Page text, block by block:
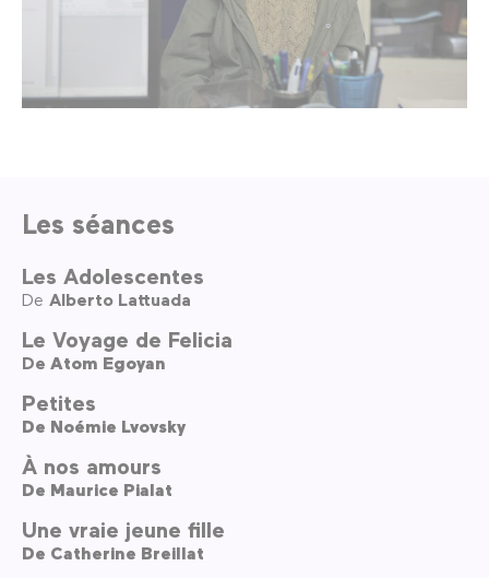
Les séances
Les Adolescentes
De Alberto Lattuada
Le Voyage de Felicia
De Atom Egoyan
Petites
De Noémie Lvovsky
À nos amours
De Maurice Pialat
Une vraie jeune fille
De Catherine Breillat